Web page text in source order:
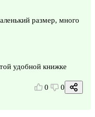
размер, много
удобной книжке
0 0